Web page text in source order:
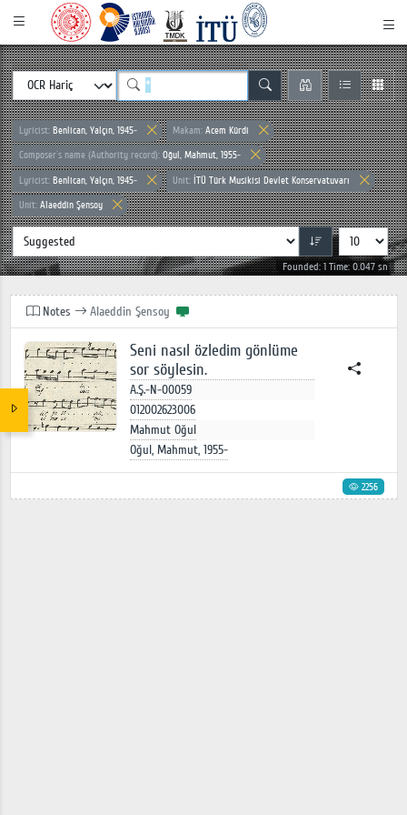
Lyricist: Benlican, Yalçın, 1945- Makam: Acem Kürdi
Composer`s name (Authority record): Oğul, Mahmut, 1955-
Lyricist: Benlican, Yalçın, 1945- Unit: İTÜ Türk Musikisi Devlet Konservatuvarı
Unit: Alaeddin Şensoy
Founded: 1 Time: 0.047 sn
Notes Alaeddin Şensoy
Seni nasıl özledim gönlüme
sor söylesin.
A.Ş.-N-00059
012002623006
Mahmut Oğul
Oğul, Mahmut, 1955-
2256